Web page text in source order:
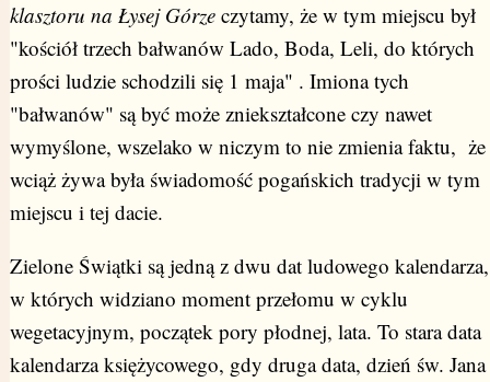
klasztoru na Łysej Górzeczytamy, że w tym miejscu był
"kościół trzech bałwanów Lado, Boda, Leli, do których
prości ludzie schodzili się 1 maja" . Imiona tych
"bałwanów" są być może zniekształcone czy nawet
wymyślone, wszelako w niczym to nie zmienia faktu,
wciąż żywa była świadomość pogańskich tradycji w tym
miejscu i tej dacie.
Zielone Świątki są jedną z dwu dat ludowego kalendarza,
w których widziano moment przełomu w cyklu
wegetacyjnym, początek pory płodnej, lata. To stara data
kalendarza księżycowego, gdy druga data, dzień św.